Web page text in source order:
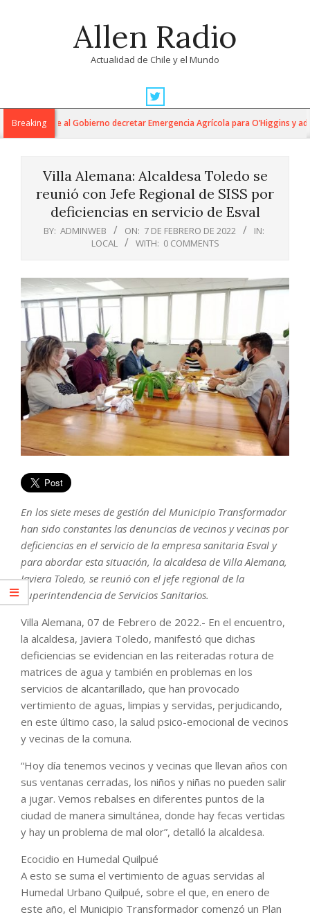
Allen Radio
Actualidad de Chile y el Mundo
Navigation
MenuBreaking
exige al Gobierno decretar Emergencia Agrícola para O’Higgins y
Villa Alemana: Alcaldesa Toledo se
reunió con Jefe Regional de SISS por
deficiencias en servicio de Esval
BY: ADMINWEB ON: 7 DE FEBRERO DE 2022
IN:
LOCAL
WITH: 0 COMMENTS
En los siete meses de gestión del Municipio Transformador
han sido constantes las denuncias de vecinos y vecinas por
deficiencias en el servicio de la empresa sanitaria Esval y
para abordar esta situación, la alcaldesa de Villa Alemana,
Javiera Toledo, se reunió con el jefe regional de la
Superintendencia de Servicios Sanitarios.
Villa Alemana, 07 de Febrero de 2022.- En el encuentro,
la alcaldesa, Javiera Toledo, manifestó que dichas
deficiencias se evidencian en las reiteradas rotura de
matrices de agua y también en problemas en los
servicios de alcantarillado, que han provocado
vertimiento de aguas, limpias y servidas, perjudicando,
en este último caso, la salud psico-emocional de vecinos
y vecinas de la comuna.
“Hoy día tenemos vecinos y vecinas que llevan años con
sus ventanas cerradas, los niños y niñas no pueden salir
a jugar. Vemos rebalses en diferentes puntos de la
ciudad de manera simultánea, donde hay fecas vertidas
y hay un problema de mal olor”, detalló la alcaldesa.
Ecocidio en Humedal Quilpué
A esto se suma el vertimiento de aguas servidas al
Humedal Urbano Quilpué, sobre el que, en enero de
este año, el Municipio Transformador comenzó un Plan